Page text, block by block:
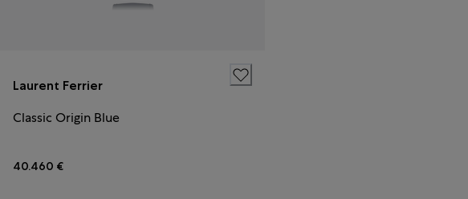
Laurent Ferrier
Classic Origin Blue
40.460 €